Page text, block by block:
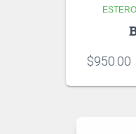
$950.00